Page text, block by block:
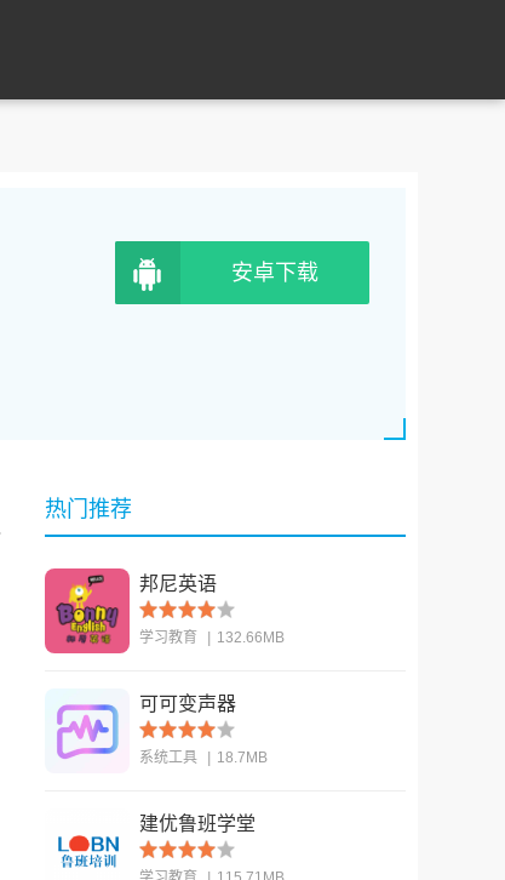
安卓下载
热门推荐
邦尼英语
学习教育 132.66MB
可可变声器
系统工具 18.7MB
建优鲁班学堂